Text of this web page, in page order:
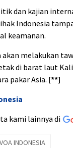
dan kajian
Indonesia
keamanan.
melakukan
di barat laut
pakar Asia. [**]
kami lainnya di
VOA INDONESIA